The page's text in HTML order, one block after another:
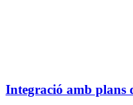
Integració amb